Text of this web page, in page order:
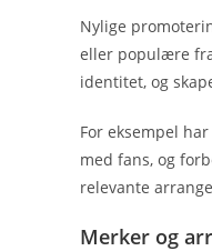
Nylige
eller populære
identitet, og
For eksempel
med fans, og
relevante
Merker og